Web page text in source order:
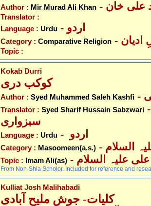
Author : Mir Murad Ali Khan علی خان
Translator :
Language : Urdu - اردو
Category : Comparative Religion ادیان
Topic :
Kokab Durri
کوکب دری
Author : Syed Muhammed Saleh Kashfi
Translator : Syed Sharif Hussain Sabzwari حسین
سبزواری
Language : Urdu
Category : Masoomeen(a.s.)
Topic : Imam Ali(as) علی علیہ السلام
From Non-Shia Scholor. Included for reference and
Kulliat Josh Malihabadi
کلیات- جوش ملیح آبادی